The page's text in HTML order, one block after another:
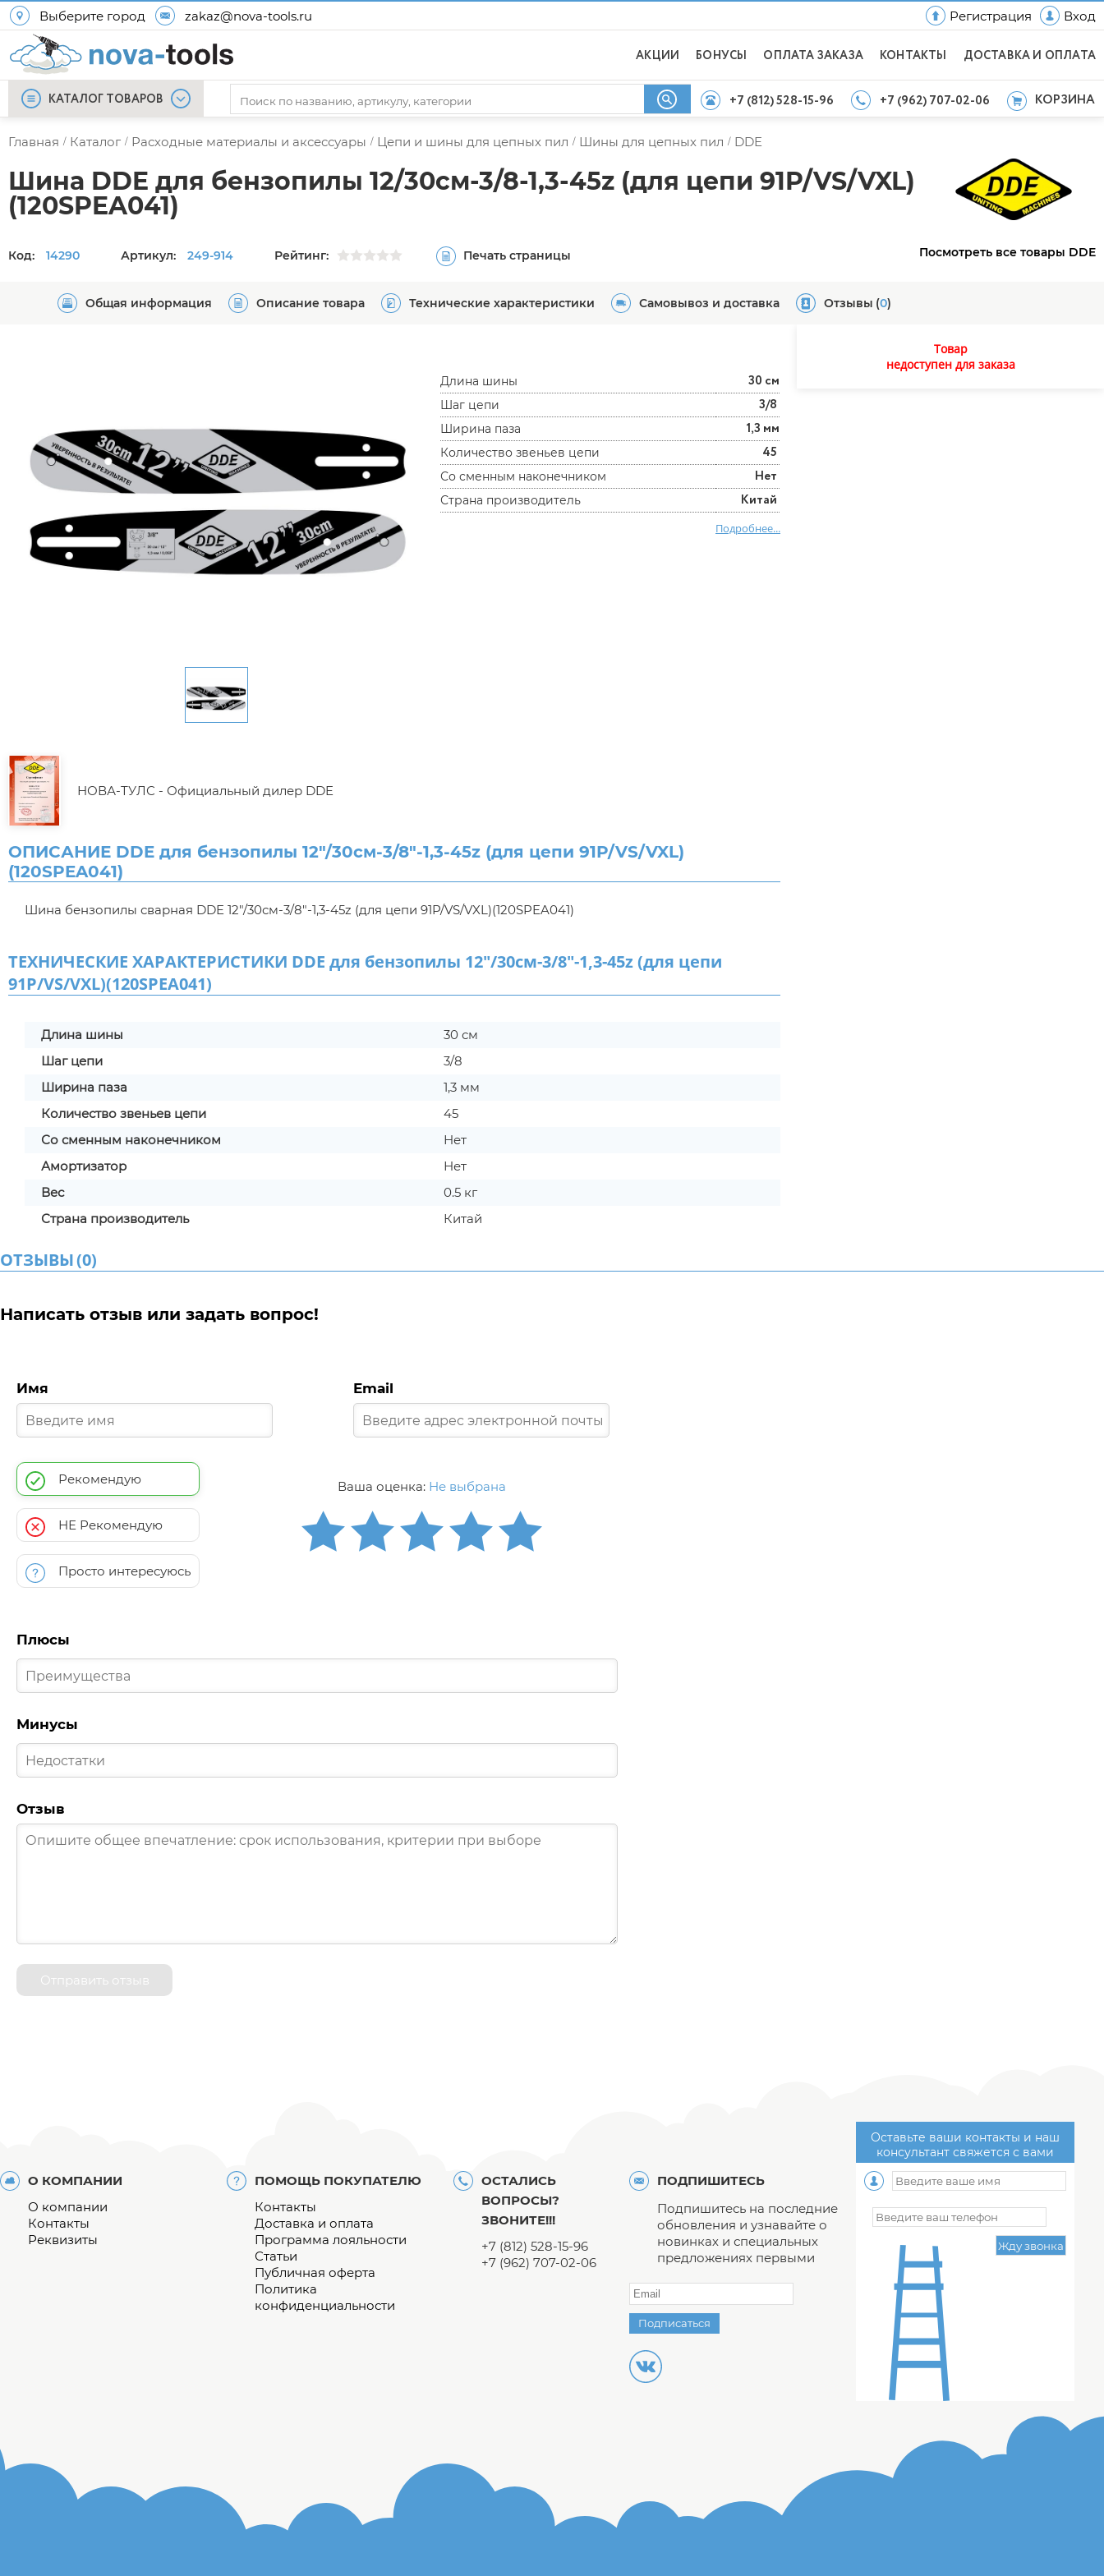
Выберите город zakaz@nova-tools.ru Регистрация Вход
АКЦИИ БОНУСЫ ОПЛАТА ЗАКАЗА КОНТАКТЫ ДОСТАВКА И ОПЛАТА
КАТАЛОГ ТОВАРОВ +7 (812) 528-15-96 +7 (962) 707-02-06 КОРЗИНА
Главная / Каталог / Расходные материалы и аксессуары / Цепи и шины для цепных пил / Шины для цепных пил / DDE
Шина DDE для бензопилы 12/30см-3/8-1,3-45z (для цепи 91P/VS/VXL)
(120SPEA041)
Код: 14290 Артикул: 249-914 Рейтинг: Печать страницы Посмотреть все товары DDE
Общая информация Описание товара Технические характеристики Самовывоз и доставка Отзывы (0)
НОВА-ТУЛС - Официальный дилер DDE
Длина шины 30 см
Шаг цепи 3/8
Ширина паза 1,3 мм
Количество звеньев цепи 45
Со сменным наконечником Нет
Страна производитель Китай
Подробнее...
ОПИСАНИЕ DDE для бензопилы 12"/30см-3/8"-1,3-45z (для цепи 91P/VS/VXL)
(120SPEA041)
Шина бензопилы сварная DDE 12"/30см-3/8"-1,3-45z (для цепи 91P/VS/VXL)(120SPEA041)
ТЕХНИЧЕСКИЕ ХАРАКТЕРИСТИКИ DDE для бензопилы 12"/30см-3/8"-1,3-45z (для цепи
91P/VS/VXL)(120SPEA041)
Длина шины
30 см
Шаг цепи
3/8
Ширина паза
1,3 мм
Количество звеньев цепи
45
Со сменным наконечником
Нет
Амортизатор
Нет
Вес
0.5 кг
Страна производитель
Китай
Товар
недоступен для заказа
ОТЗЫВЫ(0)
Написать отзыв или задать вопрос!
Имя Email
Рекомендую
НЕ Рекомендую
Просто интересуюсь
Ваша оценка: Не выбрана
Плюсы
Минусы
Отзыв
Отправить отзыв
О КОМПАНИИ
О компании
Контакты
Реквизиты
ПОМОЩЬ ПОКУПАТЕЛЮ
Контакты
Доставка и оплата
Программа лояльности
Статьи
Публичная оферта
Политика
конфиденциальности
ОСТАЛИСЬ
ВОПРОСЫ?
ЗВОНИТЕ!!!
+7 (812) 528-15-96
+7 (962) 707-02-06
ПОДПИШИТЕСЬ
Подпишитесь на последние
обновления и узнавайте о
новинках и специальных
предложениях первыми
Подписаться
Оставьте ваши контакты и наш
консультант свяжется с вами